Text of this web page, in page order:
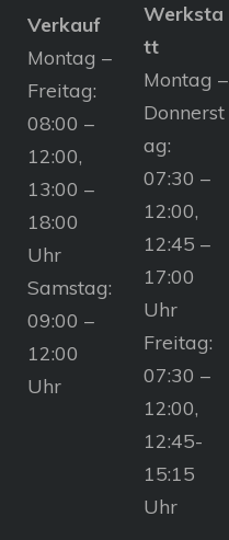
Verkauf
Montag –
Freitag:
08:00 –
12:00,
13:00 –
18:00
Uhr
Samstag:
09:00 –
12:00
Uhr
Werksta
tt
Montag –
Donnerst
ag:
07:30 –
12:00,
12:45 –
17:00
Uhr
Freitag:
07:30 –
12:00,
12:45-
15:15
Uhr